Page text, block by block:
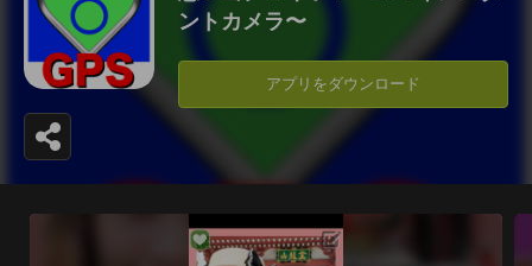
ントカメラ〜
アプリをダウンロード